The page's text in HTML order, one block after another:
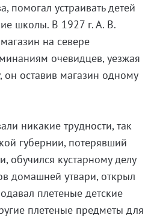
помогал устраивать детей
школы. В 1927 г. А. В.
на севере
очевидцев, уезжая
он оставив магазин одному
никакие трудности, так
губернии, потерявший
обучился кустарному делу
домашней утвари, открыл
плетеные детские
плетеные предметы для